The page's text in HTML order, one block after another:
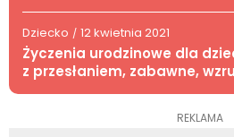
Dziecko / 12 kwietnia 2021
Życzenia urodzinowe dla
z przesłaniem, zabawne,
REKLAMA